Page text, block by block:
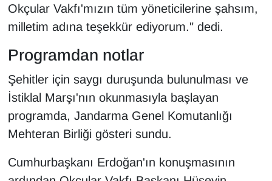
Okçular Vakfı'mızın tüm yöneticilerine şahsım,
milletim adına teşekkür ediyorum." dedi.
Programdan notlar
Şehitler için saygı duruşunda bulunulması ve
İstiklal Marşı'nın okunmasıyla başlayan
programda, Jandarma Genel Komutanlığı
Mehteran Birliği gösteri sundu.
Cumhurbaşkanı Erdoğan'ın konuşmasının